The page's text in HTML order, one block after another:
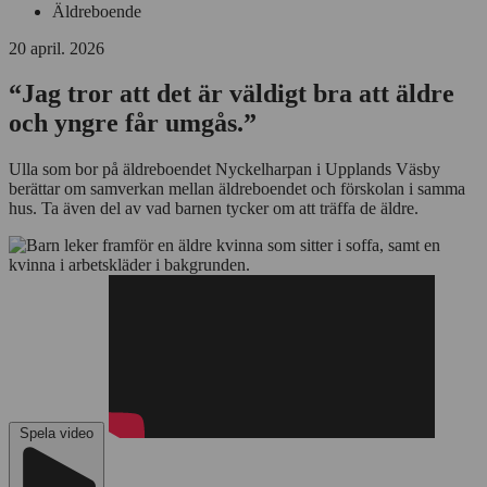
Äldreboende
20 april. 2026
“Jag tror att det är väldigt bra att äldre
och yngre får umgås.”
Ulla som bor på äldreboendet Nyckelharpan i Upplands Väsby
berättar om samverkan mellan äldreboendet och förskolan i samma
hus. Ta även del av vad barnen tycker om att träffa de äldre.
Spela video